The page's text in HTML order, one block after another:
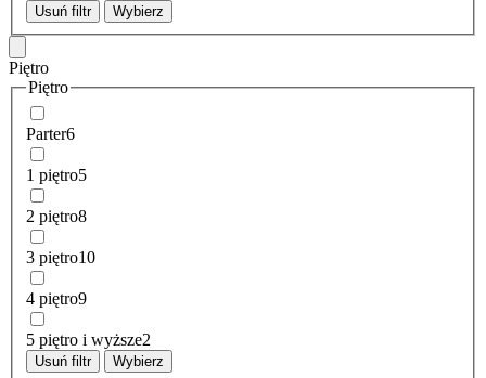
Usuń filtr Wybierz
Piętro
Piętro
Parter6
1 piętro5
2 piętro8
3 piętro10
4 piętro9
5 piętro i wyższe2
Usuń filtr Wybierz